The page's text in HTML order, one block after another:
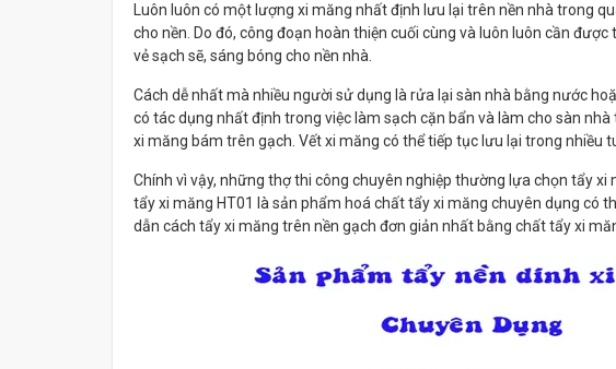
Luôn luôn có một lượng xi măng nhất định lưu lại trên nền nhà trong
cho nền. Do đó, công đoạn hoàn thiện cuối cùng và luôn luôn cần
vẻ sạch sẽ, sáng bóng cho nền nhà.
Cách dễ nhất mà nhiều người sử dụng là rửa lại sàn nhà bằng nước
có tác dụng nhất định trong việc làm sạch cặn bẩn và làm cho sàn
xi măng bám trên gạch. Vết xi măng có thể tiếp tục lưu lại trong nhiều
Chính vì vậy, những thợ thi công chuyên nghiệp thường lựa chọn tẩy xi
tẩy xi măng HT01 là sản phẩm hoá chất tẩy xi măng chuyên dụng có
dẫn cách tẩy xi măng trên nền gạch đơn giản nhất bằng chất tẩy xi